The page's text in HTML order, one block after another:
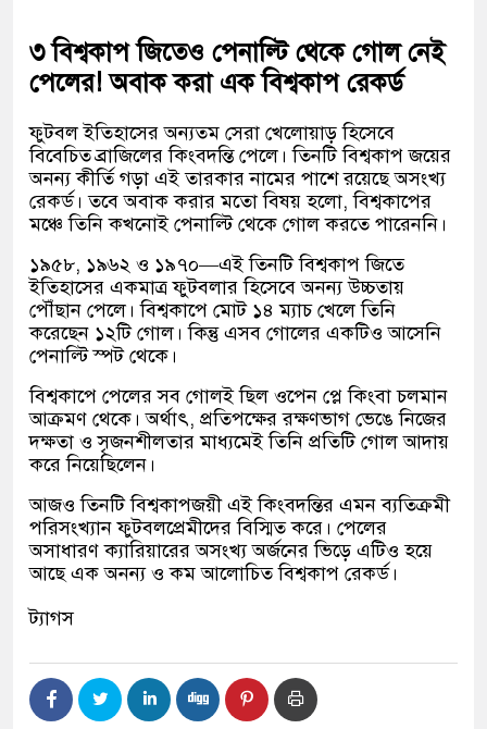
৩ বিশ্বকাপ জিতেও পেনাল্টি থেকে গোল নেই
পেলের! অবাক করা এক বিশ্বকাপ রেকর্ড
ফুটবল ইতিহাসের অন্যতম সেরা খেলোয়াড় হিসেবে
বিবেচিত ব্রাজিলের কিংবদন্তি পেলে। তিনটি বিশ্বকাপ জয়ের
অনন্য কীর্তি গড়া এই তারকার নামের পাশে রয়েছে অসংখ্য
রেকর্ড। তবে অবাক করার মতো বিষয় হলো, বিশ্বকাপের
মঞ্চে তিনি কখনোই পেনাল্টি থেকে গোল করতে পারেননি।
১৯৫৮, ১৯৬২ ও ১৯৭০—এই তিনটি বিশ্বকাপ জিতে
ইতিহাসের একমাত্র ফুটবলার হিসেবে অনন্য উচ্চতায়
পৌঁছান পেলে। বিশ্বকাপে মোট ১৪ ম্যাচ খেলে তিনি
করেছেন ১২টি গোল। কিন্তু এসব গোলের একটিও আসেনি
পেনাল্টি স্পট থেকে।
বিশ্বকাপে পেলের সব গোলই ছিল ওপেন প্লে কিংবা চলমান
আক্রমণ থেকে। অর্থাৎ, প্রতিপক্ষের রক্ষণভাগ ভেঙে নিজের
দক্ষতা ও সৃজনশীলতার মাধ্যমেই তিনি প্রতিটি গোল আদায়
করে নিয়েছিলেন।
আজও তিনটি বিশ্বকাপজয়ী এই কিংবদন্তির এমন ব্যতিক্রমী
পরিসংখ্যান ফুটবলপ্রেমীদের বিস্মিত করে। পেলের
অসাধারণ ক্যারিয়ারের অসংখ্য অর্জনের ভিড়ে এটিও হয়ে
আছে এক অনন্য ও কম আলোচিত বিশ্বকাপ রেকর্ড।
ট্যাগস